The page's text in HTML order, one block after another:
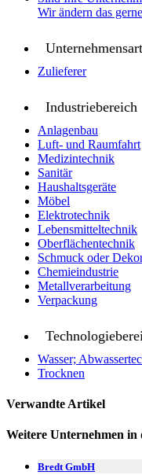
Wir ändern das
Unternehmensart
Zulieferer
Industriebereich
Anlagenbau
Luft- und Raumfahrt
Medizintechnik
Sanitär
Haushaltsgeräte
Möbel
Elektrotechnik
Lebensmitteltechnik
Oberflächentechnik
Schmuck oder
Chemieindustrie
Metallverarbeitung
Verpackung
Wasser;
Trocknen
Verwandte Artikel
Weitere Unternehmen in
Bredt GmbH